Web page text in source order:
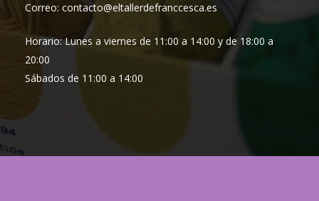
Correo: contacto@eltallerdefranccesca.es
Horario: Lunes a viernes de 11:00 a 14:00 y de 18:00 a
20:00
Sábados de 11:00 a 14:00